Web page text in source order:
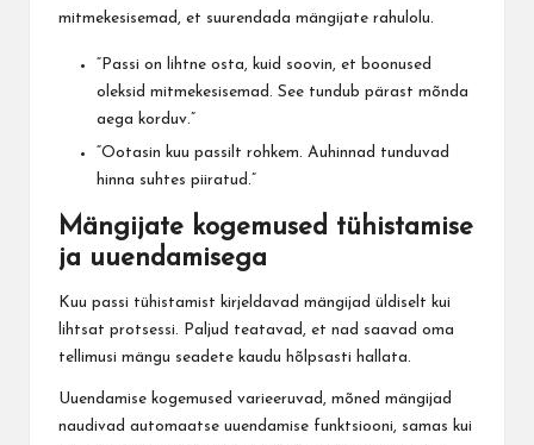
mitmekesisemad, et suurendada mängijate rahulolu.
“Passi on lihtne osta, kuid soovin, et boonused
oleksid mitmekesisemad. See tundub pärast mõnda
aega korduv.”
“Ootasin kuu passilt rohkem. Auhinnad tunduvad
hinna suhtes piiratud.”
Mängijate kogemused tühistamise
ja uuendamisega
Kuu passi tühistamist kirjeldavad mängijad üldiselt kui
lihtsat protsessi. Paljud teatavad, et nad saavad oma
tellimusi mängu seadete kaudu hõlpsasti hallata.
Uuendamise kogemused varieeruvad, mõned mängijad
naudivad automaatse uuendamise funktsiooni, samas kui